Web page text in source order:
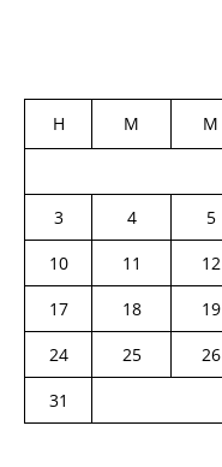
H M M
3
4 5
10
11 12
17
18 19
24
25 26
31